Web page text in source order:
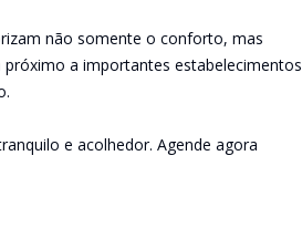
não somente o conforto, mas
a importantes estabelecimentos
e acolhedor. Agende agora